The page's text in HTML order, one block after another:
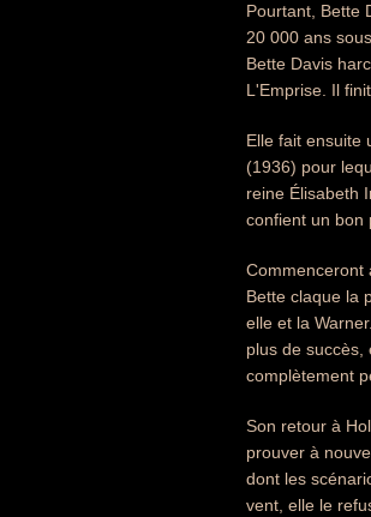
Pourtant, Bette
20 000 ans
Bette Davis
L'Emprise. Il
Elle fait ensuite
(1936) pour
reine Élisabeth
confient un bon
Commenceront
Bette claque la
elle et la
plus de succès,
complètement
Son retour à
prouver à
dont les
vent, elle le